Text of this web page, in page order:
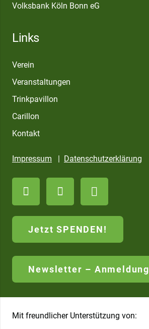
Volksbank Köln Bonn eG
Links
Verein
Veranstaltungen
Trinkpavillon
Carillon
Kontakt
Impressum | Datenschutzerklärung
Jetzt SPENDEN!
Newsletter – Anmeldung
Mit freundlicher Unterstützung von: